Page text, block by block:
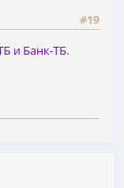
#19
и Банк-ТБ.